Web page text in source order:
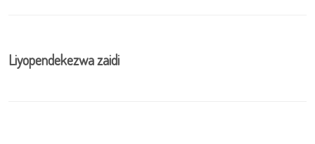
Liyopendekezwa zaidi